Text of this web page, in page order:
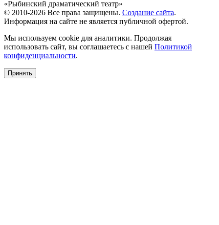
«Рыбинский драматический театр»
© 2010-2026 Все права защищены. Создание сайта.
Информация на сайте не является публичной офертой.
Мы используем cookie для аналитики. Продолжая
использовать сайт, вы соглашаетесь с нашей Политикой
конфиденциальности.
Принять